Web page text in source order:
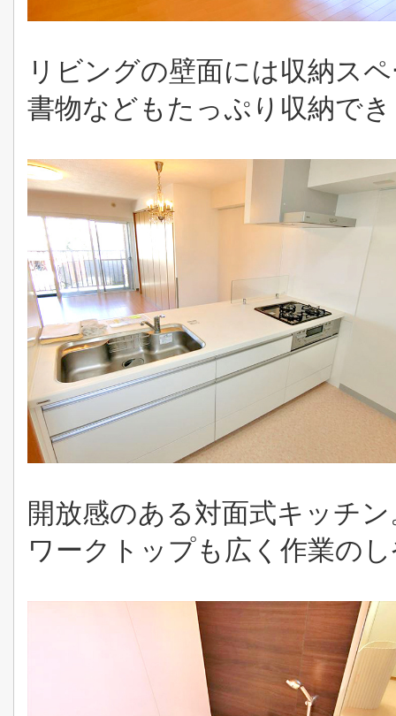
リビングの壁面には収納ス
書物などもたっぷり収納で
開放感のある対面式キッチン
ワークトップも広く作業の